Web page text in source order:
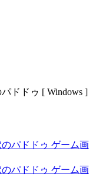
ドドゥ [ Windows ]